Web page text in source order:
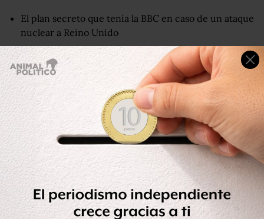
El plan secreto que tenía la BBC en caso de un ataque
nuclear a Reino Unido
La policía también describió que había "grandes pilas de
basura y artículos desechados esparcidos por toda la
casa" y "senderos angostos en forma de laberinto", lo que
dificultaba el movimiento dentro de la vivienda.
Cuando se desató el incendio el pasado 10 de septiembre,
Beckwitt pudo escapar de la casa y avisó al personal de
emergencia de que había otra persona adentro.
Más tarde, Khafra fue encontrado
muerto por inhalación
de humo y quemaduras.